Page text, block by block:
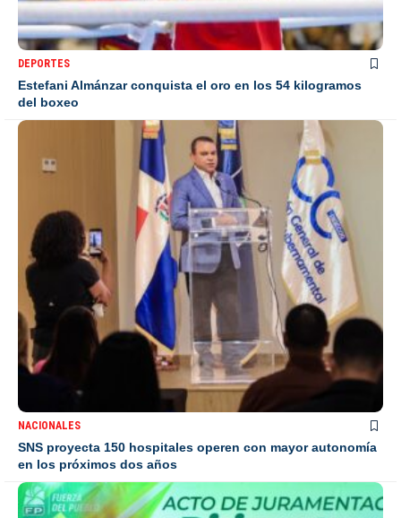
DEPORTES
Estefani Almánzar conquista el oro en los 54 kilogramos
del boxeo
NACIONALES
SNS proyecta 150 hospitales operen con mayor autonomía
en los próximos dos años